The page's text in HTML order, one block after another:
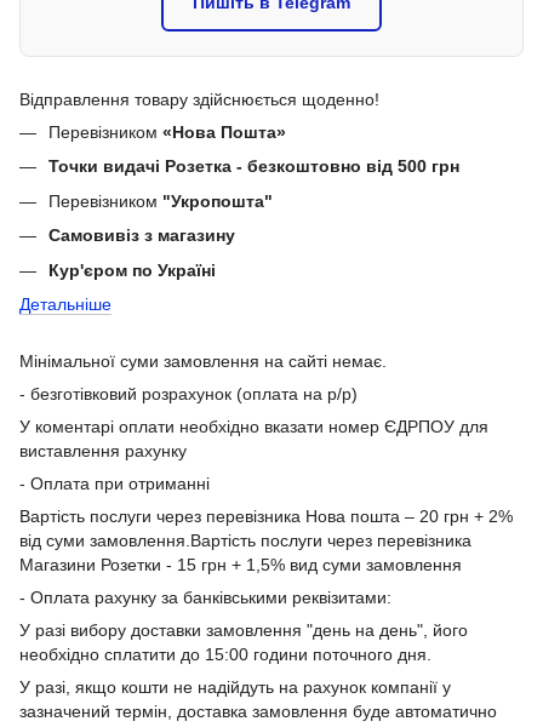
Відправлення товару здійснюється щоденно!
Перевізником «Нова Пошта»
Точки видачі Розетка - безкоштовно від 500 грн
Перевізником "Укропошта"
Самовивіз з магазину
Кур'єром по Україні
Детальніше
Мінімальної суми замовлення на сайті немає.
- безготівковий розрахунок (оплата на р/р)
У коментарі оплати необхідно вказати номер ЄДРПОУ для
виставлення рахунку
- Оплата при отриманні
Вартість послуги через перевізника Нова пошта – 20 грн + 2%
від суми замовлення.Вартість послуги через перевізника
Магазини Розетки - 15 грн + 1,5% вид суми замовлення
- Оплата рахунку за банківськими реквізитами:
У разі вибору доставки замовлення "день на день", його
необхідно сплатити до 15:00 години поточного дня.
У разі, якщо кошти не надійдуть на рахунок компанії у
зазначений термін, доставка замовлення буде автоматично